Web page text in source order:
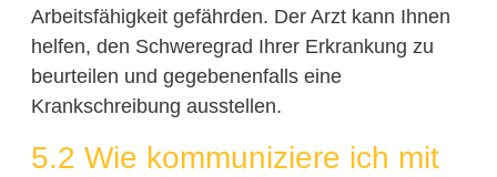
Arbeitsfähigkeit gefährden. Der Arzt kann Ihnen
helfen, den Schweregrad Ihrer Erkrankung zu
beurteilen und gegebenenfalls eine
Krankschreibung ausstellen.
5.2 Wie kommuniziere ich mit